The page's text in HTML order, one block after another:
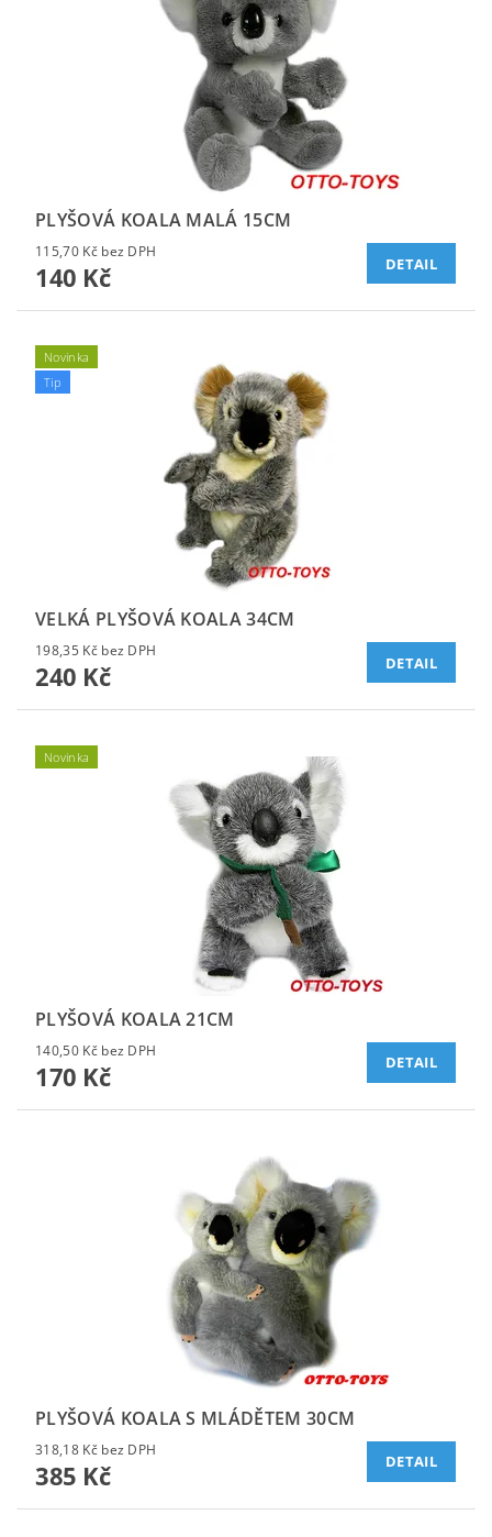
PLYŠOVÁ KOALA MALÁ 15CM
115,70 Kč bez DPH
140 Kč DETAIL
Novinka
Tip
VELKÁ PLYŠOVÁ KOALA 34CM
198,35 Kč bez DPH
240 Kč DETAIL
Novinka
PLYŠOVÁ KOALA 21CM
140,50 Kč bez DPH
170 Kč DETAIL
PLYŠOVÁ KOALA S MLÁDĚTEM 30CM
318,18 Kč bez DPH
385 Kč DETAIL